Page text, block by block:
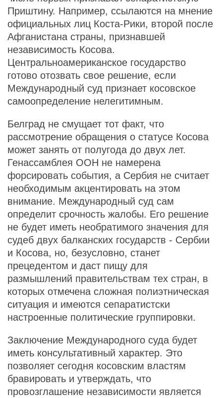
Приштину. Например, ссылаются на мнение
официальных лиц Коста-Рики, второй после
Афганистана страны, признавшей
независимость Косова.
Центральноамериканское государство
готово отозвать свое решение, если
Международный суд признает косовское
самоопределение нелегитимным.
Белград не смущает тот факт, что
рассмотрение обращения о статусе Косова
может занять от полугода до двух лет.
Генассамблея ООН не намерена
форсировать события, а Сербия не считает
необходимым акцентировать на этом
внимание. Международный суд сам
определит срочность жалобы. Его решение
не будет иметь необратимого значения для
судеб двух балканских государств - Сербии
и Косова, но, безусловно, станет
прецедентом и даст пищу для
размышлений правительствам тех стран, в
которых отмечена сложная полиэтническая
ситуация и имеются сепаратистски
настроенные политические группировки.
Заключение Международного суда будет
иметь консультативный характер. Это
позволяет сегодня косовским властям
бравировать и утверждать, что
провозглашение независимости является